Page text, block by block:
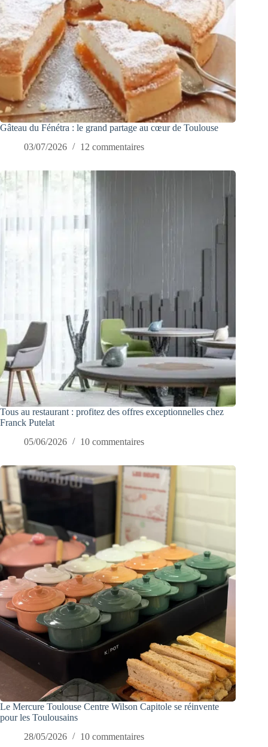
Gâteau du Fénétra : le grand partage au cœur de Toulouse
03/07/2026
12 commentaires
Tous au restaurant : profitez des offres exceptionnelles chez
Franck Putelat
05/06/2026
10 commentaires
Le Mercure Toulouse Centre Wilson Capitole se réinvente
pour les Toulousains
28/05/2026
10 commentaires